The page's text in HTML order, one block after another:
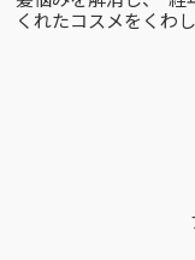
くれたコスメをくわ